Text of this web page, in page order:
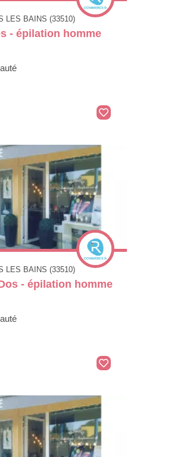
LES BAINS (33510)
- épilation homme
LES BAINS (33510)
- épilation homme